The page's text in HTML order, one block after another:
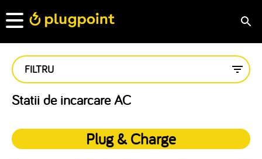
FILTRU
Statii de incarcare AC
Plug & Charge